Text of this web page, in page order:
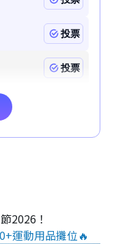
2026！
運動用品攤位🔥